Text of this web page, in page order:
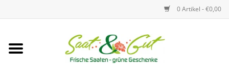
0 Artikel - €0,00
Startseite